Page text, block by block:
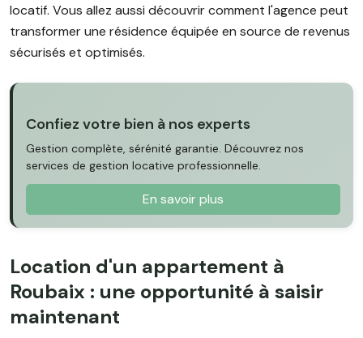
locatif. Vous allez aussi découvrir comment l'agence peut
transformer une résidence équipée en source de revenus
sécurisés et optimisés.
Confiez votre bien à nos experts
Gestion complète, sérénité garantie. Découvrez nos
services de gestion locative professionnelle.
En savoir plus
Location d'un appartement à
Roubaix : une opportunité à saisir
maintenant